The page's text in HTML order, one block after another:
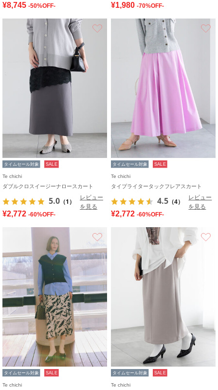
¥8,745 -50%OFF- ¥1,980 -70%OFF-
タイムセール対象 SALE
Te chichi
ダブルクロスイージーナロースカート
5.0 （1）
レビュー
を見る
¥2,772 -60%OFF-
タイムセール対象 SALE
Te chichi
タイプライタータックフレアスカート
4.5 （4）
レビュー
を見る
¥2,772 -60%OFF-
タイムセール対象 SALE
Te chichi
タイムセール対象 SALE
Te chichi